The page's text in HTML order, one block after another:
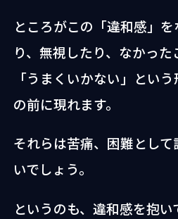
ところがこの「違和感」
り、無視したり、なかっ
「うまくいかない」とい
の前に現れます。
それらは苦痛、困難とし
いでしょう。
というのも、違和感を抱